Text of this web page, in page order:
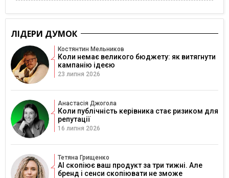
ЛІДЕРИ ДУМОК
Костянтин Мельников
Коли немає великого бюджету: як витягнути
кампанію ідеєю
23 липня 2026
Анастасія Джогола
Коли публічність керівника стає ризиком для
репутації
16 липня 2026
Тетяна Грищенко
AI скопіює ваш продукт за три тижні. Але
бренд і сенси скопіювати не зможе